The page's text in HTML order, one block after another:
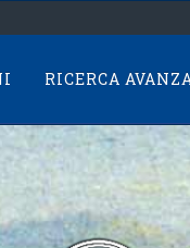
RICERCA